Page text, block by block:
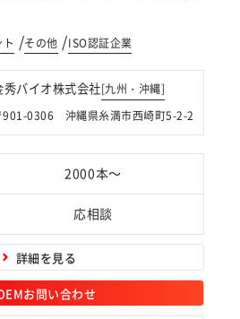
/その他 /ISO認証企業
秀バイオ株式会社[九州・沖縄]
901-0306 沖縄県糸満市西崎町5-2-2
2000本～
応相談
詳細を見る
お問い合わせ